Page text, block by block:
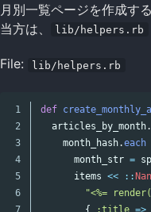
月別一覧ページを作成す
当方は、
lib/helpers.rb
File: lib/helpers.rb
1
2
3
4
5
6
def
articles_by_month.
month_hash.each
month_str =
items << ::
"<%=